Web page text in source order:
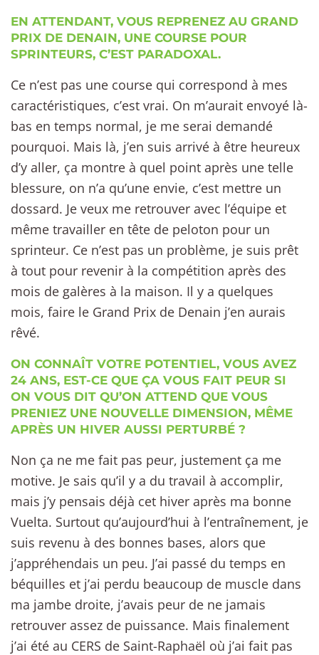
EN ATTENDANT, VOUS REPRENEZ AU GRAND
PRIX DE DENAIN, UNE COURSE POUR
SPRINTEURS, C’EST PARADOXAL.
Ce n’est pas une course qui correspond à mes
caractéristiques, c’est vrai. On m’aurait envoyé là-
bas en temps normal, je me serai demandé
pourquoi. Mais là, j’en suis arrivé à être heureux
d’y aller, ça montre à quel point après une telle
blessure, on n’a qu’une envie, c’est mettre un
dossard. Je veux me retrouver avec l’équipe et
même travailler en tête de peloton pour un
sprinteur. Ce n’est pas un problème, je suis prêt
à tout pour revenir à la compétition après des
mois de galères à la maison. Il y a quelques
mois, faire le Grand Prix de Denain j’en aurais
rêvé.
ON CONNAÎT VOTRE POTENTIEL, VOUS AVEZ
24 ANS, EST-CE QUE ÇA VOUS FAIT PEUR SI
ON VOUS DIT QU’ON ATTEND QUE VOUS
PRENIEZ UNE NOUVELLE DIMENSION, MÊME
APRÈS UN HIVER AUSSI PERTURBÉ ?
Non ça ne me fait pas peur, justement ça me
motive. Je sais qu’il y a du travail à accomplir,
mais j’y pensais déjà cet hiver après ma bonne
Vuelta. Surtout qu’aujourd’hui à l’entraînement, je
suis revenu à des bonnes bases, alors que
j’appréhendais un peu. J’ai passé du temps en
béquilles et j’ai perdu beaucoup de muscle dans
ma jambe droite, j’avais peur de ne jamais
retrouver assez de puissance. Mais finalement
j’ai été au CERS de Saint-Raphaël où j’ai fait pas